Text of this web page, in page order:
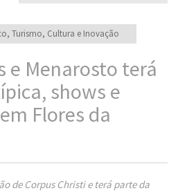
Turismo, Cultura e Inovação
e Menarosto terá
shows e
Flores da
de Corpus Christi e terá parte da